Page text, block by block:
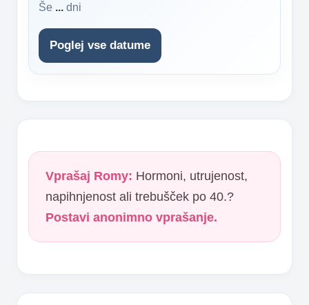
Še ... dni
Poglej vse datume
Vprašaj Romy: Hormoni, utrujenost,
napihnjenost ali trebušček po 40.?
Postavi anonimno vprašanje.